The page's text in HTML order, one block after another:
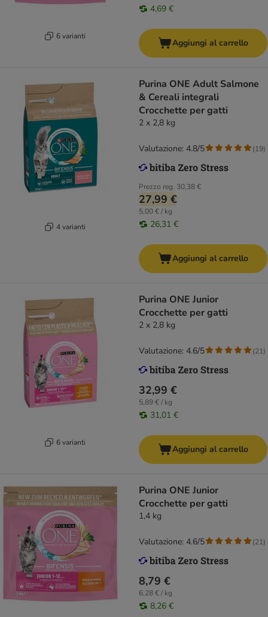
6 varianti
4,69 €
Aggiungi al carrello
4 varianti
Purina ONE Adult Salmone
& Cereali integrali
Crocchette per gatti
2 x 2,8 kg
Prezzo reg. 30,38 €
27,99 €
5,00 € / kg
26,31 €
Valutazione: 4.8/5 (19)
Aggiungi al carrello
6 varianti
Purina ONE Junior
Crocchette per gatti
2 x 2,8 kg
32,99 €
5,89 € / kg
31,01 €
Valutazione: 4.6/5 (21)
Aggiungi al carrello
Purina ONE Junior
Crocchette per gatti
1,4 kg
8,79 €
6,28 € / kg
8,26 €
Valutazione: 4.6/5 (21)